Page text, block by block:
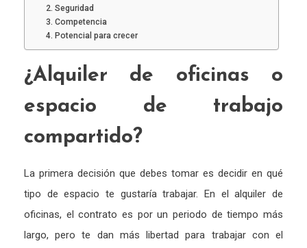
2. Seguridad
3. Competencia
4. Potencial para crecer
¿Alquiler de oficinas o
espacio de trabajo
compartido?
La primera decisión que debes tomar es decidir en qué
tipo de espacio te gustaría trabajar. En el alquiler de
oficinas, el contrato es por un periodo de tiempo más
largo, pero te dan más libertad para trabajar con el